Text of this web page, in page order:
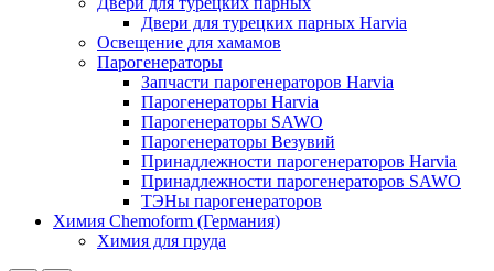
Двери для турецких парных Harvia
Освещение для хамамов
Парогенераторы
Запчасти парогенераторов Harvia
Парогенераторы Harvia
Парогенераторы SAWO
Парогенераторы Везувий
Принадлежности парогенераторов Harvia
Принадлежности парогенераторов SAWO
ТЭНы парогенераторов
Химия Chemoform (Германия)
Химия для пруда